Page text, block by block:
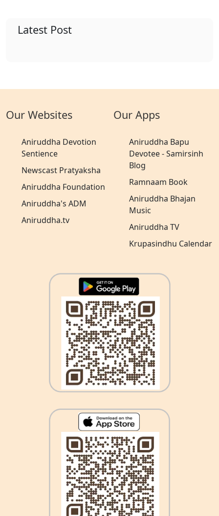
Latest Post
Our Websites
Aniruddha Devotion
Sentience
Newscast Pratyaksha
Aniruddha Foundation
Aniruddha's ADM
Aniruddha.tv
Our Apps
Aniruddha Bapu
Devotee - Samirsinh
Blog
Ramnaam Book
Aniruddha Bhajan
Music
Aniruddha TV
Krupasindhu Calendar